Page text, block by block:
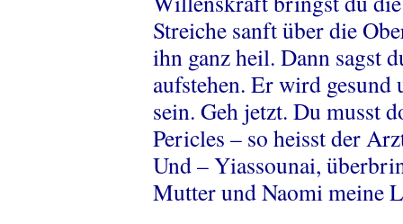
Streiche sanft über die
ihn ganz heil. Dann sagst
aufstehen. Er wird
sein. Geh jetzt. Du musst
Pericles – so heisst der
Und – Yiassounai,
Mutter und Naomi meine